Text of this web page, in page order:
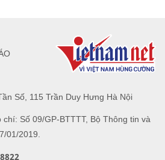
Số, 115 Trần Duy Hưng Hà Nội
Số 09/GP-BTTTT, Bộ Thông tin và
01/2019.